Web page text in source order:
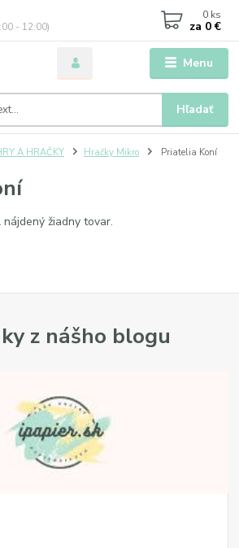
Menu
Hľadať
- 12:00)
0 ks
za 0 €
A HRAČKY Hračky Mikro Priatelia Koní
žiadny tovar.
z nášho blogu